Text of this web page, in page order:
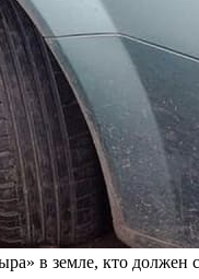
в земле, кто